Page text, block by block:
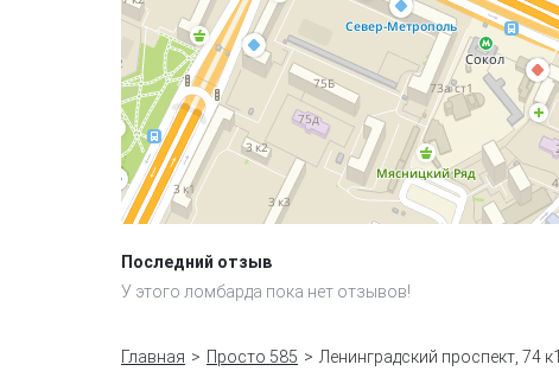
Последний отзыв
У этого ломбарда пока нет отзывов!
Главная Просто 585 Ленинградский проспект, 74 к1